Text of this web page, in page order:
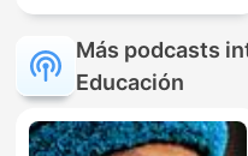
Más podcasts
Educación